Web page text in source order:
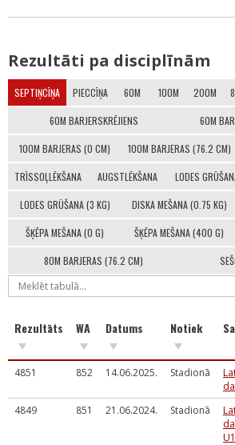
Rezultāti pa disciplīnām
SEPTIŅCĪŅA PIECCĪŅA 60M 100M 200M
60M BARJERSKRĒJIENS 60M
100M BARJERAS (0 CM) 100M BARJERAS (76.2 CM)
TRĪSSOĻLĒKŠANA AUGSTLĒKŠANA LODES
LODES GRŪŠANA (3 KG) DISKA MEŠANA (0.75 KG)
ŠĶĒPA MEŠANA (0 G) ŠĶĒPA MEŠANA (400 G)
80M BARJERAS (76.2 CM)
Rezultāts WA Datums Notiek
4851 852 14.06.2025. Stadionā
4849
851 21.06.2024. Stadionā